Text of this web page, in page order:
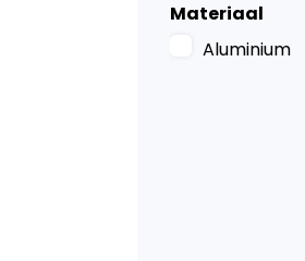
Materiaal
Aluminium